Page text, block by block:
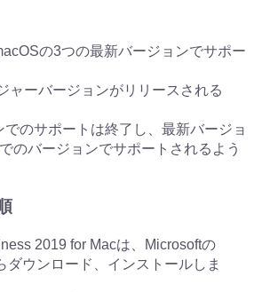
の3つの最新バージョンでサポー
ャーバージョンがリリースされる
のサポートは終了し、最新バージョ
のバージョンでサポートされるよう
2019 for Macは、Microsoftの
ダウンロード、インストールしま